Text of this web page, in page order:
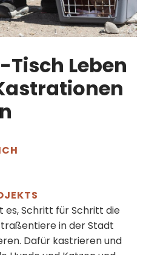
Tisch Leben
es, Schritt für Schritt die
in der Stadt
Dafür kastrieren und